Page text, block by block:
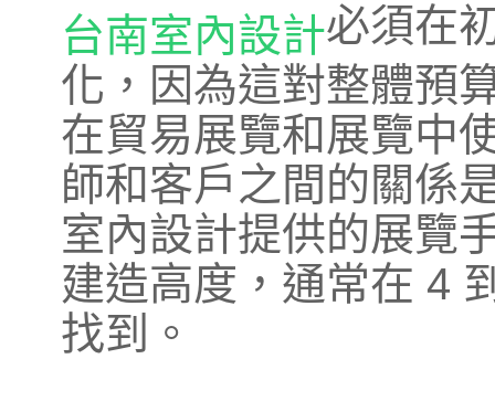
台南室內設計必須在
化，因為這對整體預
在貿易展覽和展覽中
師和客戶之間的關係
室內設計提供的展覽
建造高度，通常在 4
找到。